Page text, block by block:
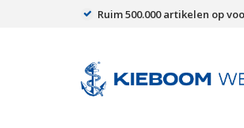
Ruim 500.000 artikelen op